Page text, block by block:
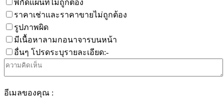
พิกัดแผนที่ไม่ถูกต้อง
ราคาเช่าและราคาขายไม่ถูกต้อง
รูปภาพผิด
มีเนื้อหาลามกอนาจารบนหน้า
อื่นๆ โปรดระบุรายละเอียด:-
อีเมลของคุณ :